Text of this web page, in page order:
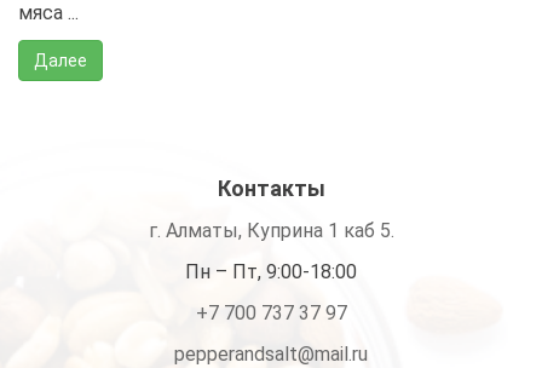
мяса ...
Далее
Контакты
г. Алматы, Куприна 1 каб 5.
Пн – Пт, 9:00-18:00
+7 700 737 37 97
pepperandsalt@mail.ru